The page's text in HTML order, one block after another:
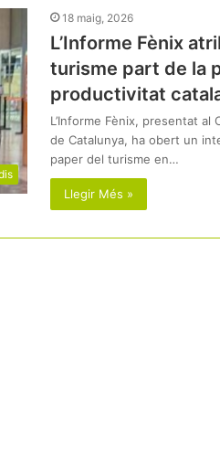
18 maig, 2026
L’Informe Fènix
turisme part de la
productivitat
L’Informe Fènix, presentat al
de Catalunya, ha obert un
paper del turisme en…
Llegir Més »